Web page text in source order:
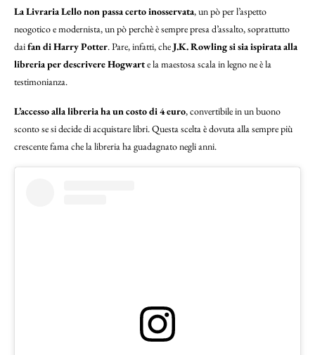
La Livraria Lello non passa certo inosservata, un pò per l’aspetto
neogotico e modernista, un pò perchè è sempre presa d’assalto, soprattutto
daifan di Harry Potter. Pare, infatti, cheJ.K. Rowling si sia ispirata alla
libreria per descrivere Hogwarte la maestosa scala in legno ne è la
testimonianza.
L’accesso alla libreria ha un costo di 4 euro, convertibile in un buono
sconto se si decide di acquistare libri. Questa scelta è dovuta alla sempre più
crescente fama che la libreria ha guadagnato negli anni.